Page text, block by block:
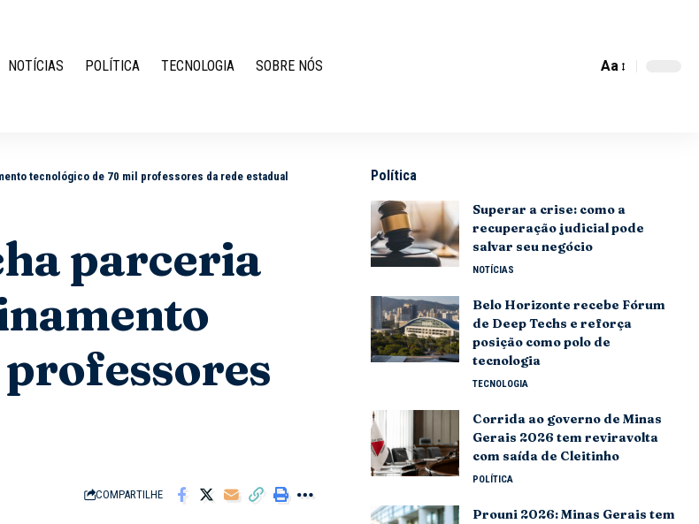
NOTÍCIAS POLÍTICA TECNOLOGIA SOBRE NÓS Aa
tecnológico de 70 mil professores da rede estadual
parceria
COMPARTILHE
Política
Superar a crise: como a
recuperação judicial pode
salvar seu negócio
NOTÍCIAS
Belo Horizonte recebe Fórum
de Deep Techs e reforça
posição como polo de
tecnologia
TECNOLOGIA
Corrida ao governo de Minas
Gerais 2026 tem reviravolta
com saída de Cleitinho
POLÍTICA
Prouni 2026: Minas Gerais tem